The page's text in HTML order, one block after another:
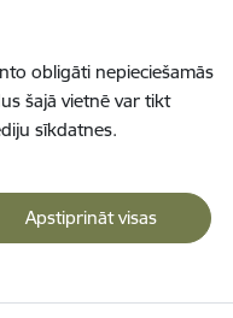
obligāti nepieciešamās
šajā vietnē var tikt
sīkdatnes.
Apstiprināt visas